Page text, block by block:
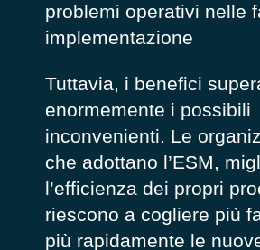
problemi operativi nelle
implementazione
Tuttavia, i benefici
enormemente i possibili
inconvenienti. Le
che adottano l’ESM,
l’efficienza dei propri
riescono a cogliere più
più rapidamente le